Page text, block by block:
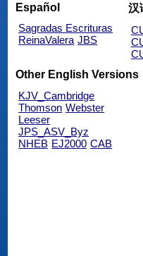
Español
Sagradas Escrituras
ReinaValera JBS
汉
Other English Versions
KJV_Cambridge
Thomson Webster
Leeser
JPS_ASV_Byz
NHEB EJ2000 CAB